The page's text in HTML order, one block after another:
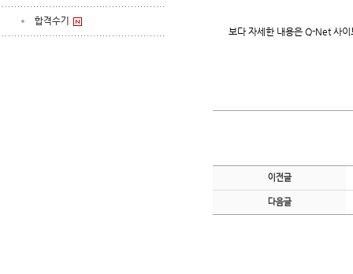
합격수기
보다 자세한 내용은 Q-Net 사
이전글
다음글